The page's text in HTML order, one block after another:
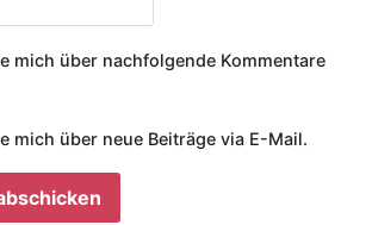
mich über nachfolgende Kommentare
mich über neue Beiträge via E-Mail.